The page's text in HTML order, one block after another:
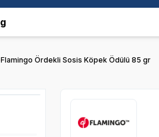
Flamingo Ördekli Sosis Köpek Ödülü 85 gr